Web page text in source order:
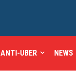
ANTI-UBER NEWS